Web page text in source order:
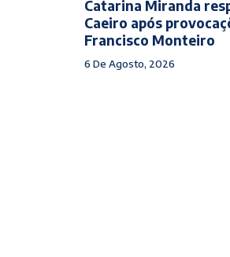
Catarina Miranda
Caeiro após
Francisco Monteiro
6 De Agosto, 2026